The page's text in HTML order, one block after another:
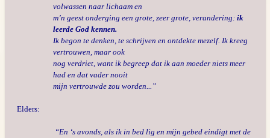
volwassen naar lichaam en
m’n geest onderging een grote, zeer grote, verandering: ik
leerde God kennen.
Ik begon te denken, te schrijven en ontdekte mezelf. Ik kreeg
vertrouwen, maar ook
nog verdriet, want ik begreep dat ik aan moeder niets meer
had en dat vader nooit
mijn vertrouwde zou worden...”
Elders:
“En ‘s avonds, als ik in bed lig en mijn gebed eindigt met de